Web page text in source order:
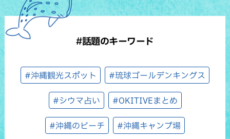
#話題のキーワード
#沖縄観光スポット #琉球ゴールデンキングス
#シウマ占い #OKITIVEまとめ
#沖縄のビーチ #沖縄キャンプ場